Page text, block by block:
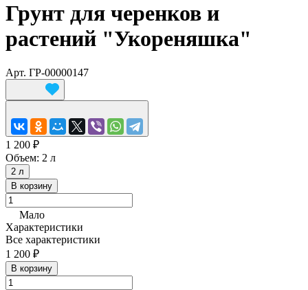
Грунт для черенков и
растений "Укореняшка"
Арт. ГР-00000147
1 200 ₽
Объем: 2 л
2 л
В корзину
Мало
Характеристики
Все характеристики
1 200 ₽
В корзину